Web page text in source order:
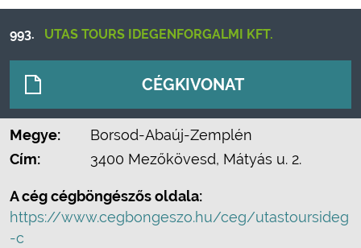
993. UTAS TOURS IDEGENFORGALMI KFT.
CÉGKIVONAT
Megye:
Borsod-Abaúj-Zemplén
Cím:
3400 Mezőkövesd, Mátyás u. 2.
A cég cégböngészős oldala:
https://www.cegbongeszo.hu/ceg/utastoursideg
-c